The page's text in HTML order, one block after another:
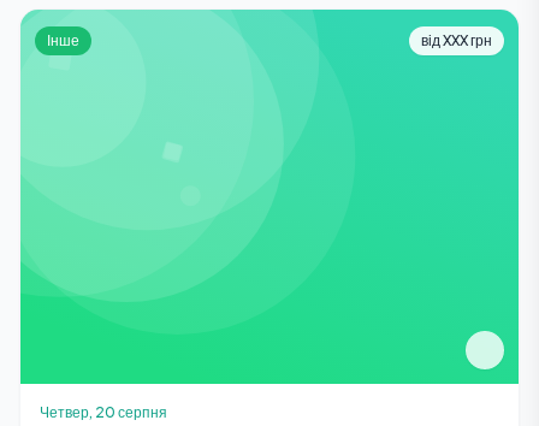
Інше від XXX грн
Четвер, 20 серпня